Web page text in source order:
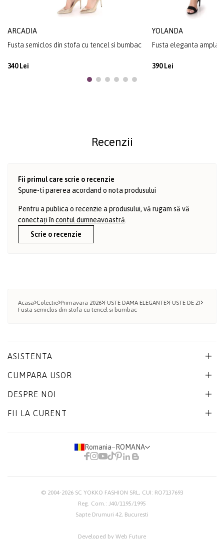
ARCADIA
Fusta semiclos din stofa cu tencel si bumbac
340 Lei
YOLANDA
Fusta eleganta ampla
390 Lei
Recenzii
Fii primul care scrie o recenzie
Spune-ti parerea acordand o nota produsului
Pentru a publica o recenzie a produsului, vă rugam să vă
conectați în contul dumneavoastră
Scrie o recenzie
Acasa Colectie Primavara 2026 FUSTE DAMA ELEGANTE FUSTE DE ZI
Fusta semiclos din stofa cu tencel si bumbac
ASISTENTA
CUMPARA USOR
DESPRE NOI
FII LA CURENT
Romania− ROMANA
© 2004-2026 SC YOKKO FASHION SRL, CUI: RO7137693
Reg. Com.: J40/1195/1995
Sapte Drumuri 42, Bucuresti
Developed by Web Future